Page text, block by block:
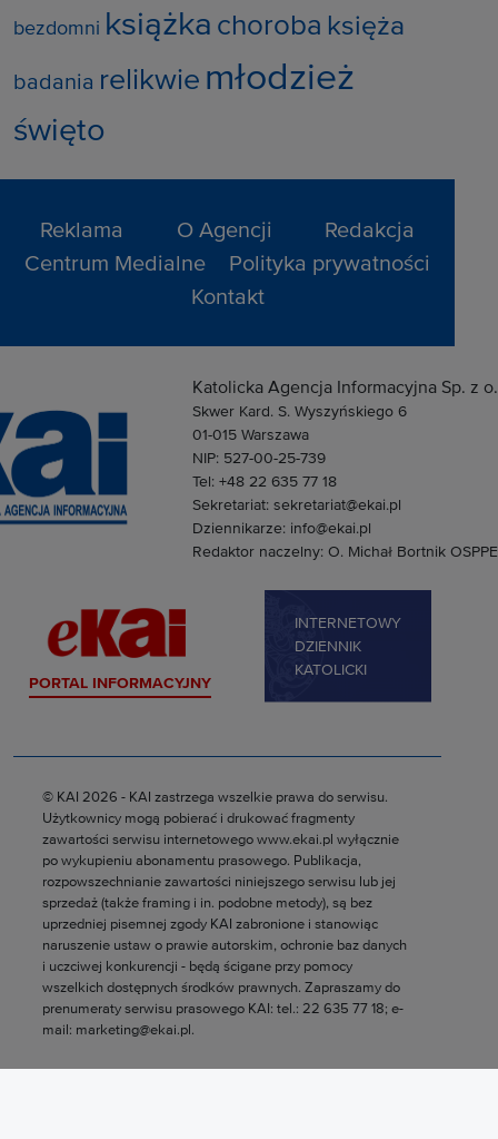
bezdomni książka choroba księża
badania relikwie młodzież
święto
Reklama O Agencji
Redakcja
Centrum Medialne
Polityka prywatności
Kontakt
Katolicka Agencja Informacyjna Sp. z
Skwer Kard. S. Wyszyńskiego 6
01-015 Warszawa
NIP: 527-00-25-739
Tel: +48 22 635 77 18
Sekretariat: sekretariat@ekai.pl
Dziennikarze: info@ekai.pl
Redaktor naczelny: O. Michał Bortnik OSPPE
PORTAL INFORMACYJNY
INTERNETOWY
DZIENNIK
KATOLICKI
© KAI 2026 - KAI zastrzega wszelkie prawa do serwisu.
Użytkownicy mogą pobierać i drukować fragmenty
zawartości serwisu internetowego www.ekai.pl wyłącznie
po wykupieniu abonamentu prasowego. Publikacja,
rozpowszechnianie zawartości niniejszego serwisu lub jej
sprzedaż (także framing i in. podobne metody), są bez
uprzedniej pisemnej zgody KAI zabronione i stanowiąc
naruszenie ustaw o prawie autorskim, ochronie baz danych
i uczciwej konkurencji - będą ścigane przy pomocy
wszelkich dostępnych środków prawnych. Zapraszamy do
prenumeraty serwisu prasowego KAI: tel.: 22 635 77 18; e-
mail: marketing@ekai.pl.